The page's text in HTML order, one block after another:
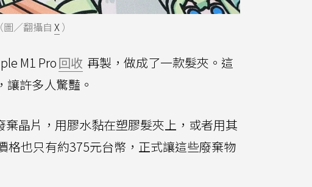
／翻攝自 X ）
M1 Pro回收 再製，做成了一款髮夾。這
許多人驚豔。
晶片，用膠水黏在塑膠髮夾上，或者用其
也只有約375元台幣，正式讓這些廢棄物